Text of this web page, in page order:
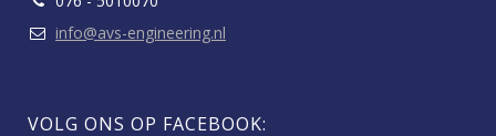
info@avs-engineering.nl
VOLG ONS OP FACEBOOK: